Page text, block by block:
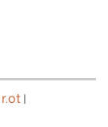
r.ot|